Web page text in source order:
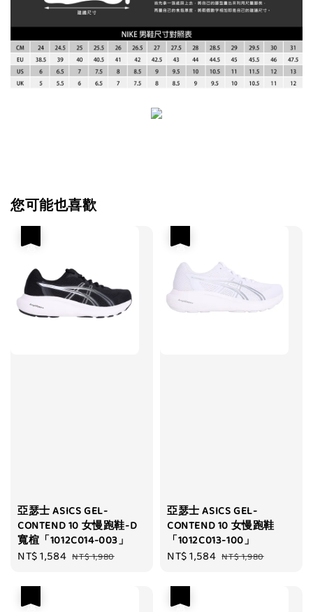
您可能也喜歡
亞瑟士 ASICS GEL-
CONTEND 10 女慢跑鞋-D
寬楦「1012C014-003」
Sale
NT$ 1,584 Regular
NT$ 1,980
亞瑟士 ASICS GEL-
CONTEND 10 女慢跑鞋
「1012C013-100」
Sale
NT$ 1,584 Regular
NT$ 1,980